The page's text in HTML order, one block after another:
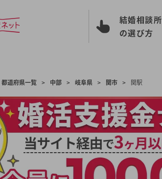
結婚相談所
の選び方
都道府県一覧 > 中部 > 岐阜県 > 関市 > 関駅